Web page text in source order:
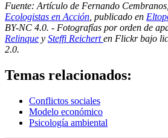
Fuente: Artículo de Fernando
Ecologistas en Acción, publicado en
BY-NC 4.0. - Fotografías por orden de
Relinque y Steffi Reicherten Flickr bajo
2.0.
Temas relacionados:
Conflictos sociales
Modelo económico
Psicología ambiental